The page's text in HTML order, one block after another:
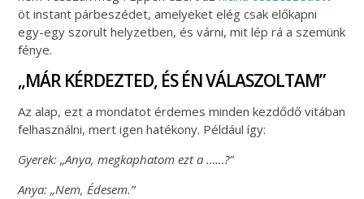
öt instant párbeszédet, amelyeket elég csak előkapni
egy-egy szorult helyzetben, és várni, mit lép rá a szemünk
fénye.
„MÁR KÉRDEZTED, ÉS ÉN VÁLASZOLTAM”
Az alap, ezt a mondatot érdemes minden kezdődő vitában
felhasználni, mert igen hatékony. Például így:
Gyerek: „Anya, megkaphatom ezt a ……?”
Anya: „Nem, Édesem.”